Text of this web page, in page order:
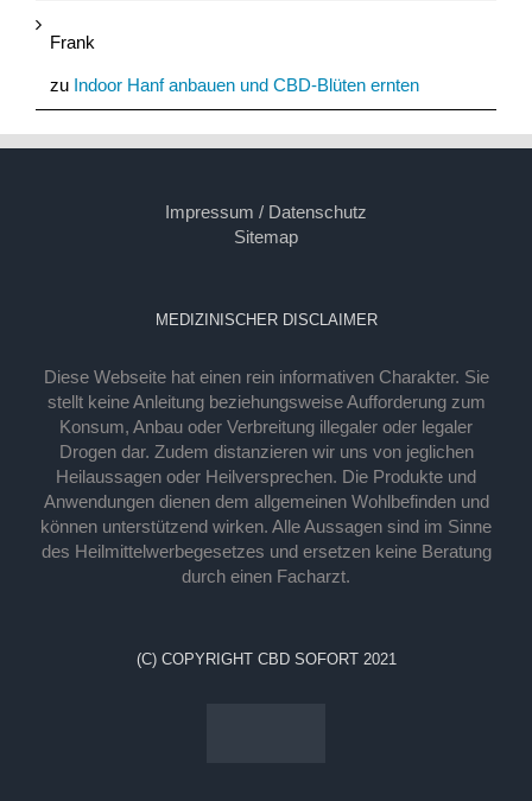
Frank
zu Indoor Hanf anbauen und CBD-Blüten ernten
Impressum / Datenschutz
Sitemap
MEDIZINISCHER DISCLAIMER
Diese Webseite hat einen rein informativen Charakter. Sie
stellt keine Anleitung beziehungsweise Aufforderung zum
Konsum, Anbau oder Verbreitung illegaler oder legaler
Drogen dar. Zudem distanzieren wir uns von jeglichen
Heilaussagen oder Heilversprechen. Die Produkte und
Anwendungen dienen dem allgemeinen Wohlbefinden und
können unterstützend wirken. Alle Aussagen sind im Sinne
des Heilmittelwerbegesetzes und ersetzen keine Beratung
durch einen Facharzt.
(C) COPYRIGHT CBD SOFORT 2021